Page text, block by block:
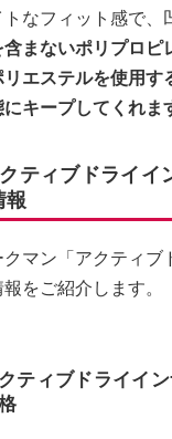
なフィット感で、
まないポリプロピ
エステルを使用す
キープしてくれま
ティブドライイ
報
マン「アクティブ
をご紹介します。
ティブドライイ